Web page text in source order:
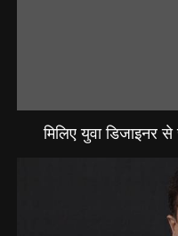
मिलिए युवा डिजाइनर